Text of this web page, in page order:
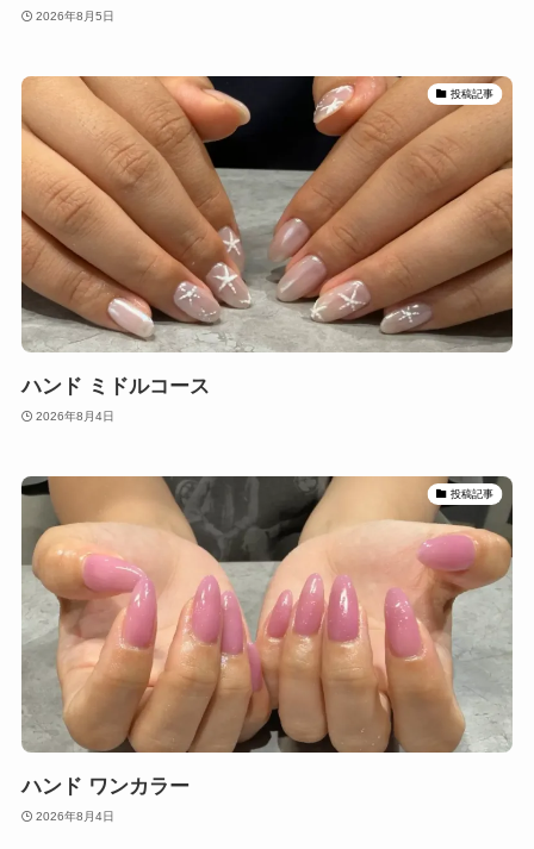
2026年8月5日
投稿記事
ハンド ミドルコース
2026年8月4日
投稿記事
ハンド ワンカラー
2026年8月4日